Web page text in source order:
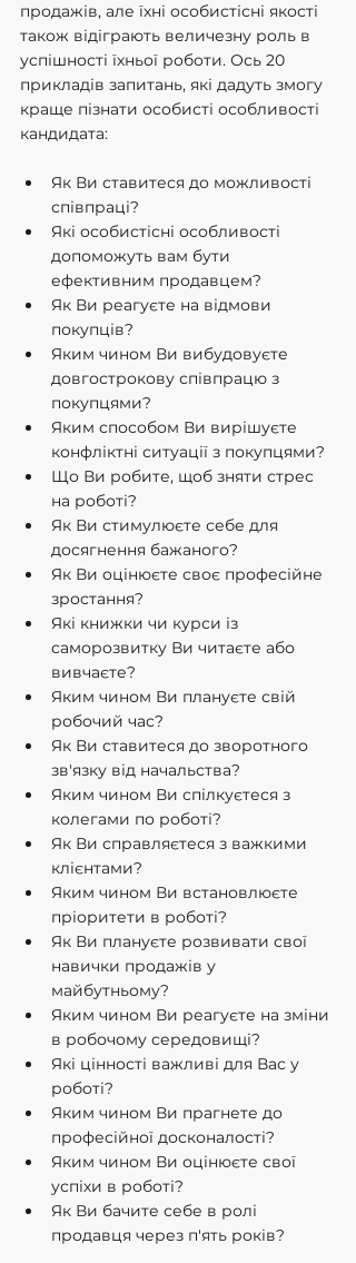
продажів, але їхні особистісні якості
також відіграють величезну роль в
успішності їхньої роботи. Ось 20
прикладів запитань, які дадуть змогу
краще пізнати особисті особливості
кандидата:
Як Ви ставитеся до можливості
співпраці?
Які особистісні особливості
допоможуть вам бути
ефективним продавцем?
Як Ви реагуєте на відмови
покупців?
Яким чином Ви вибудовуєте
довгострокову співпрацю з
покупцями?
Яким способом Ви вирішуєте
конфліктні ситуації з покупцями?
Що Ви робите, щоб зняти стрес
на роботі?
Як Ви стимулюєте себе для
досягнення бажаного?
Як Ви оцінюєте своє професійне
зростання?
Які книжки чи курси із
саморозвитку Ви читаєте або
вивчаєте?
Яким чином Ви плануєте свій
робочий час?
Як Ви ставитеся до зворотного
зв'язку від начальства?
Яким чином Ви спілкуєтеся з
колегами по роботі?
Як Ви справляєтеся з важкими
клієнтами?
Яким чином Ви встановлюєте
пріоритети в роботі?
Як Ви плануєте розвивати свої
навички продажів у
майбутньому?
Яким чином Ви реагуєте на зміни
в робочому середовищі?
Які цінності важливі для Вас у
роботі?
Яким чином Ви прагнете до
професійної досконалості?
Яким чином Ви оцінюєте свої
успіхи в роботі?
Як Ви бачите себе в ролі
продавця через п'ять років?